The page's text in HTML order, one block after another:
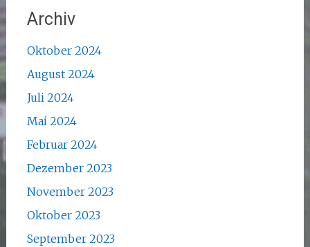
Archiv
Oktober 2024
August 2024
Juli 2024
Mai 2024
Februar 2024
Dezember 2023
November 2023
Oktober 2023
September 2023